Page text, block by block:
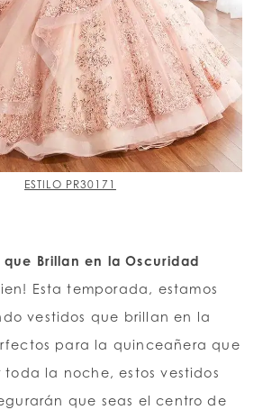
ESTILO PR30171
que Brillan en la Oscuridad
Esta temporada, estamos
vestidos que brillan en la
para la quinceañera que
la noche, estos vestidos
que seas el centro de